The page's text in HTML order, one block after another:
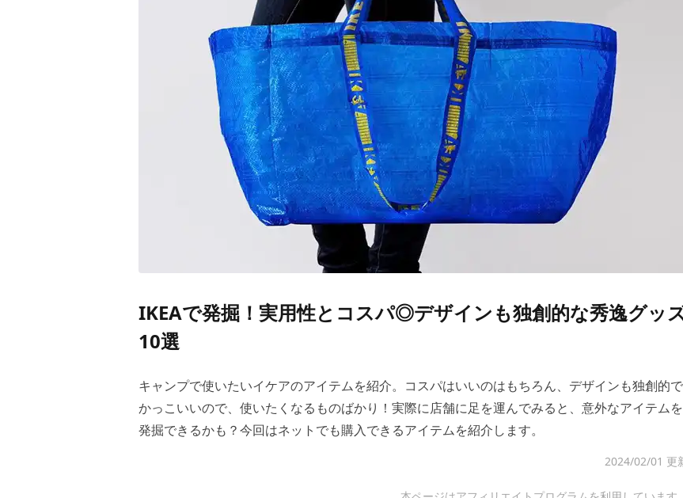
IKEAで発掘！実用性とコスパ◎デザインも独創的な秀逸グッ
10選
キャンプで使いたいイケアのアイテムを紹介。コスパはいいのはもちろん、デザインも独創的で
かっこいいので、使いたくなるものばかり！実際に店舗に足を運んでみると、意外なアイテムを
発掘できるかも？今回はネットでも購入できるアイテムを紹介します。
2024/02/01 更